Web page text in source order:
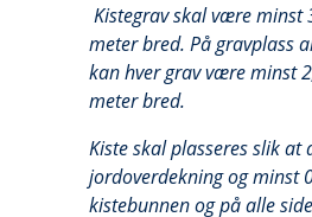
Kistegrav skal være minst
meter bred. På gravplass
kan hver grav være minst
meter bred.
Kiste skal plasseres slik
jordoverdekning og minst
kistebunnen og på alle